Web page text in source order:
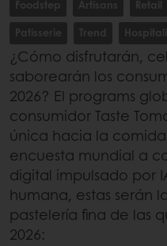
Foodstep Artisans Retail
Patisserie
Trend
¿Cómo disfrutarán,
saborearán los
2026? El programs
consumidor Taste
única hacia la
encuesta mundial a
digital impulsado por
humana, estas serán
pastelería fina de las
2026: